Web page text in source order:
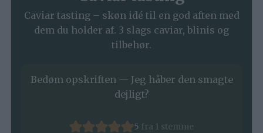
Caviar tasting – skøn idé til en god aften med
dem du holder af. 3 slags caviar, blinis og
tilbehør.
Bedøm opskriften — Jeg håber den smagte
dejligt?
5 fra 1 stemme